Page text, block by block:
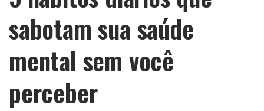
sabotam sua saúde
mental sem você
perceber